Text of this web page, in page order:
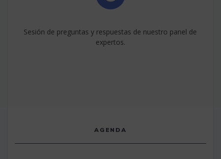
Sesión de preguntas y respuestas de nuestro panel de
expertos.
AGENDA